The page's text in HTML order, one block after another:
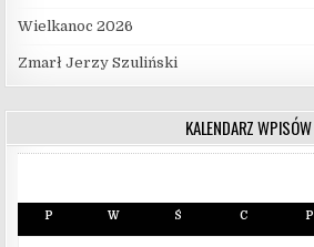
Wielkanoc 2026
Zmarł Jerzy Szuliński
KALENDARZ WPISÓW
P W Ś C P